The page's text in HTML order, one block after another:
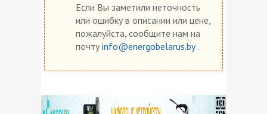
Если Вы заметили неточность
или ошибку в описании или цене,
пожалуйста, сообщите нам на
почту info@energobelarus.by.